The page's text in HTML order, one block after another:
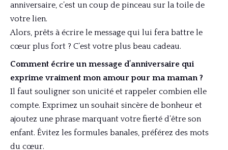
anniversaire, c’est un coup de pinceau sur la toile de
votre lien.
Alors, prêts à écrire le message qui lui fera battre le
cœur plus fort ? C’est votre plus beau cadeau.
Comment écrire un message d’anniversaire qui
exprime vraiment mon amour pour ma maman ?
Il faut souligner son unicité et rappeler combien elle
compte. Exprimez un souhait sincère de bonheur et
ajoutez une phrase marquant votre fierté d’être son
enfant. Évitez les formules banales, préférez des mots
du cœur.